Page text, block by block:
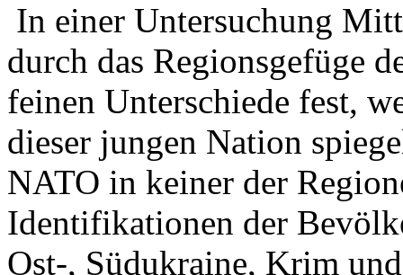
In einer Untersuchung
durch das Regionsgefüge
feinen Unterschiede fest,
dieser jungen Nation
NATO in keiner der
Identifikationen der
Ost-, Südukraine, Krim